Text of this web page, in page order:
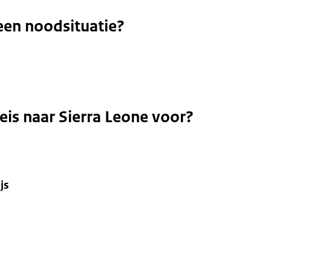
noodsituatie?
naar Sierra Leone voor?